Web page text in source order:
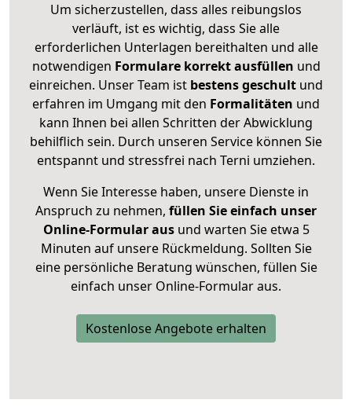
Um sicherzustellen, dass alles reibungslos
verläuft, ist es wichtig, dass Sie alle
erforderlichen Unterlagen bereithalten und alle
notwendigen Formulare korrekt ausfüllen und
einreichen. Unser Team ist bestens geschult und
erfahren im Umgang mit den Formalitäten und
kann Ihnen bei allen Schritten der Abwicklung
behilflich sein. Durch unseren Service können Sie
entspannt und stressfrei nach Terni umziehen.
Wenn Sie Interesse haben, unsere Dienste in
Anspruch zu nehmen, füllen Sie einfach unser
Online-Formular ausund warten Sie etwa 5
Minuten auf unsere Rückmeldung. Sollten Sie
eine persönliche Beratung wünschen, füllen Sie
einfach unser Online-Formular aus.
Kostenlose Angebote erhalten